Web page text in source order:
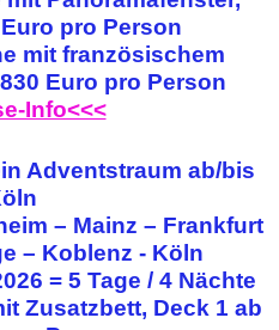
pro Person
mit französischem
Euro pro Person
Info<<<
Adventstraum ab/bis
– Mainz – Frankfurt
– Koblenz - Köln
= 5 Tage / 4 Nächte
Zusatzbett, Deck 1 ab